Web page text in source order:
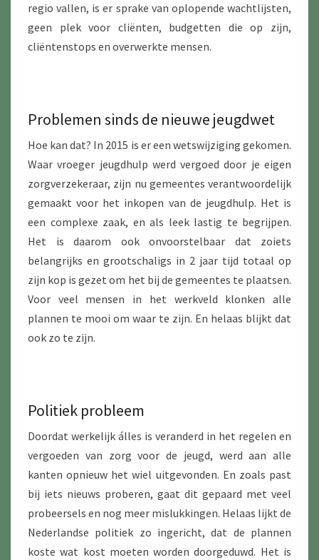
regio vallen, is er sprake van oplopende wachtlijsten,
geen plek voor cliënten, budgetten die op zijn,
cliëntenstops en overwerkte mensen.
Problemen sinds de nieuwe jeugdwet
Hoe kan dat? In 2015 is er een wetswijziging gekomen.
Waar vroeger jeugdhulp werd vergoed door je eigen
zorgverzekeraar, zijn nu gemeentes verantwoordelijk
gemaakt voor het inkopen van de jeugdhulp. Het is
een complexe zaak, en als leek lastig te begrijpen.
Het is daarom ook onvoorstelbaar dat zoiets
belangrijks en grootschaligs in 2 jaar tijd totaal op
zijn kop is gezet om het bij de gemeentes te plaatsen.
Voor veel mensen in het werkveld klonken alle
plannen te mooi om waar te zijn. En helaas blijkt dat
ook zo te zijn.
Politiek probleem
Doordat werkelijk álles is veranderd in het regelen en
vergoeden van zorg voor de jeugd, werd aan alle
kanten opnieuw het wiel uitgevonden. En zoals past
bij iets nieuws proberen, gaat dit gepaard met veel
probeersels en nog meer mislukkingen. Helaas lijkt de
Nederlandse politiek zo ingericht, dat de plannen
koste wat kost moeten worden doorgeduwd. Het is